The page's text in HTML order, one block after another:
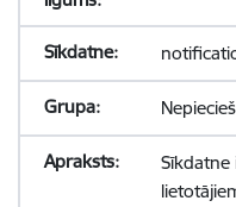
Sīkdatne